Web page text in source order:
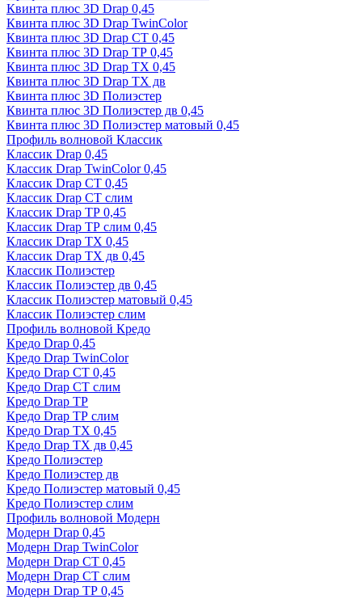
Квинта плюс 3D Drap 0,45
Квинта плюс 3D Drap TwinColor
Квинта плюс 3D Drap СТ 0,45
Квинта плюс 3D Drap ТР 0,45
Квинта плюс 3D Drap ТХ 0,45
Квинта плюс 3D Drap ТХ дв
Квинта плюс 3D Полиэстер
Квинта плюс 3D Полиэстер дв 0,45
Квинта плюс 3D Полиэстер матовый 0,45
Профиль волновой Классик
Классик Drap 0,45
Классик Drap TwinColor 0,45
Классик Drap СТ 0,45
Классик Drap СТ слим
Классик Drap ТР 0,45
Классик Drap ТР слим 0,45
Классик Drap ТХ 0,45
Классик Drap ТХ дв 0,45
Классик Полиэстер
Классик Полиэстер дв 0,45
Классик Полиэстер матовый 0,45
Классик Полиэстер слим
Профиль волновой Кредо
Кредо Drap 0,45
Кредо Drap TwinColor
Кредо Drap СТ 0,45
Кредо Drap СТ слим
Кредо Drap ТР
Кредо Drap ТР слим
Кредо Drap ТХ 0,45
Кредо Drap ТХ дв 0,45
Кредо Полиэстер
Кредо Полиэстер дв
Кредо Полиэстер матовый 0,45
Кредо Полиэстер слим
Профиль волновой Модерн
Модерн Drap 0,45
Модерн Drap TwinColor
Модерн Drap СТ 0,45
Модерн Drap СТ слим
Модерн Drap ТР 0,45